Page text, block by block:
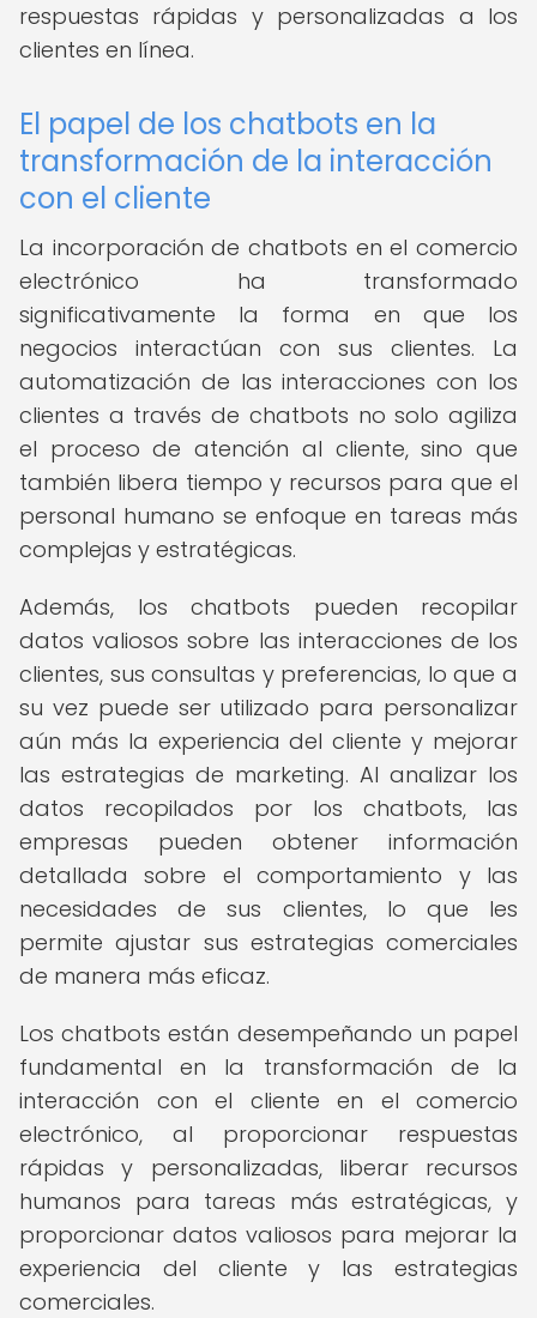
respuestas rápidas y personalizadas a los
clientes en línea.
El papel de los chatbots en la
transformación de la interacción
con el cliente
La incorporación de chatbots en el comercio
electrónico ha transformado
significativamente la forma en que los
negocios interactúan con sus clientes. La
automatización de las interacciones con los
clientes a través de chatbots no solo agiliza
el proceso de atención al cliente, sino que
también libera tiempo y recursos para que el
personal humano se enfoque en tareas más
complejas y estratégicas.
Además, los chatbots pueden recopilar
datos valiosos sobre las interacciones de los
clientes, sus consultas y preferencias, lo que a
su vez puede ser utilizado para personalizar
aún más la experiencia del cliente y mejorar
las estrategias de marketing. Al analizar los
datos recopilados por los chatbots, las
empresas pueden obtener información
detallada sobre el comportamiento y las
necesidades de sus clientes, lo que les
permite ajustar sus estrategias comerciales
de manera más eficaz.
Los chatbots están desempeñando un papel
fundamental en la transformación de la
interacción con el cliente en el comercio
electrónico, al proporcionar respuestas
rápidas y personalizadas, liberar recursos
humanos para tareas más estratégicas, y
proporcionar datos valiosos para mejorar la
experiencia del cliente y las estrategias
comerciales.